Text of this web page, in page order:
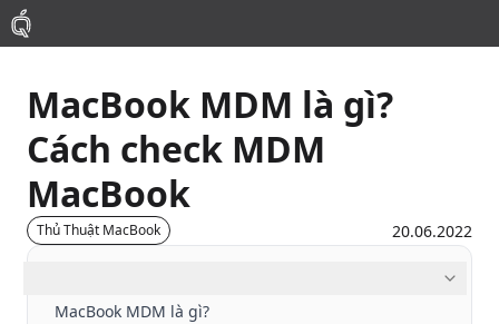
Mac
MacBook Pro
MacBook Air
MacBook MDM là gì?
Cách check MDM
MacBook
Thủ Thuật MacBook 20.06.2022
MacBook MDM là gì?